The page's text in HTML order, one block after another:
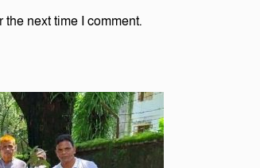
next time I comment.